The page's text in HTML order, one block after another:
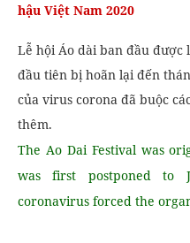
hậu Việt Nam 2020
Lễ hội Áo dài ban đầu được
đầu tiên bị hoãn lại đến
của virus corona đã buộc
thêm.
The Ao Dai Festival was
was first postponed to
coronavirus forced the